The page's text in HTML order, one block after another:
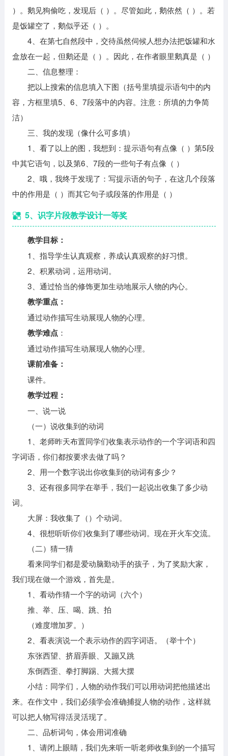
）。鹅见狗偷吃，发现后（ ）。尽管如此，鹅依然（ ）。若
是饭罐空了，鹅似乎还（ ）。
4、在第七自然段中，交待虽然伺候人想办法把饭罐和水
盒放在一起，但鹅还是（ ）。因此，在作者眼里鹅真是（ ）
二、信息整理：
把以上搜索的信息填入下图（括号里填提示语句中的内
容，方框里填5、6、7段落中的内容。注意：所填的力争简
洁）
三、我的发现（像什么可多填）
1、看了以上的图，我想到：提示语句有点像（ ）第5段
中其它语句，以及第6、7段的一些句子有点像（ ）
2、哦，我终于发现了：写提示语的句子，在这几个段落
中的作用是（ ）而其它句子或段落的作用是（ ）
5、识字片段教学设计一等奖
教学目标：
1、指导学生认真观察，养成认真观察的好习惯。
2、积累动词，运用动词。
3、通过恰当的修饰更加生动地展示人物的内心。
教学重点：
通过动作描写生动展现人物的心理。
教学难点：
通过动作描写生动展现人物的心理。
课前准备：
课件。
教学过程：
一、说一说
（一）说收集到的动词
1、老师昨天布置同学们收集表示动作的一个字词语和四
字词语，你们都按要求去做了吗？
2、用一个数字说出你收集到的动词有多少？
3、还有很多同学在举手，我们一起说出收集了多少动
词。
大屏：我收集了（）个动词。
4、很想听听你们收集到了哪些动词。现在开火车交流。
（二）猜一猜
看来同学们都是爱动脑勤动手的孩子，为了奖励大家，
我们现在做一个游戏，首先是。
1、看动作猜一个字的动词（六个）
推、举、压、喝、跳、拍
（难度增加罗。）
2、看表演说一个表示动作的四字词语。（举十个）
东张西望、挤眉弄眼、又蹦又跳
东倒西歪、拳打脚踢、大摇大摆
小结：同学们，人物的动作我们可以用动词把他描述出
来。在作文中，我们必须学会准确捕捉人物的动作，这样就
可以把人物写得活灵活现了。
二、品析词句，体会用词准确
1、请闭上眼睛，我们先来听一听老师收集到的一个描写